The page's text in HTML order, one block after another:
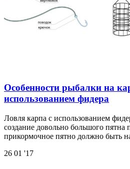
Особенности рыбалки на
использованием фидера
Ловля карпа с использованием
создание довольно большого пятна
прикормочное пятно должно быть
26 01 '17